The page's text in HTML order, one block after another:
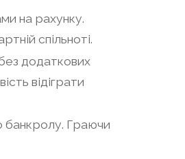
на рахунку.
спільноті.
додаткових
відіграти
банкролу. Граючи